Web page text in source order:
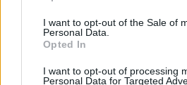
I want to opt-out of the Sale of
Personal Data.
Opted In
I want to opt-out of processing
Personal Data for Targeted
Αναπνέεις; Κακό για τα
21.03.26
Νέα έρευνα λέει ότι το CO2 δεν